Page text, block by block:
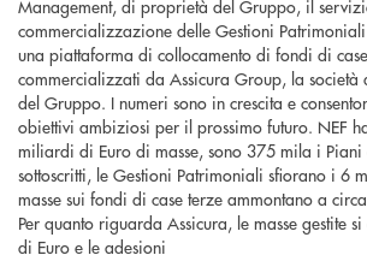
Management, di proprietà del Gruppo, il
commercializzazione delle Gestioni
una piattaforma di collocamento di fondi di
commercializzati da Assicura Group, la società
del Gruppo. I numeri sono in crescita e
obiettivi ambiziosi per il prossimo futuro. NEF
miliardi di Euro di masse, sono 375 mila i
sottoscritti, le Gestioni Patrimoniali sfiorano i 6
masse sui fondi di case terze ammontano a
Per quanto riguarda Assicura, le masse gestite
di Euro e le adesioni